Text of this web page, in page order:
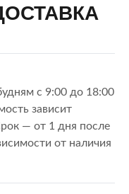
с 9:00 до 18:00
зависит
— от 1 дня после
от наличия